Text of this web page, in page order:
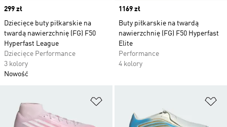
Price
299 zł
Dziecięce buty piłkarskie na
twardą nawierzchnię (FG) F50
Hyperfast League
Dziecięce Performance
3 kolory
Nowość
Price
1169 zł
Buty piłkarskie na twardą
nawierzchnię (FG) F50 Hyperfast
Elite
Performance
4 kolory